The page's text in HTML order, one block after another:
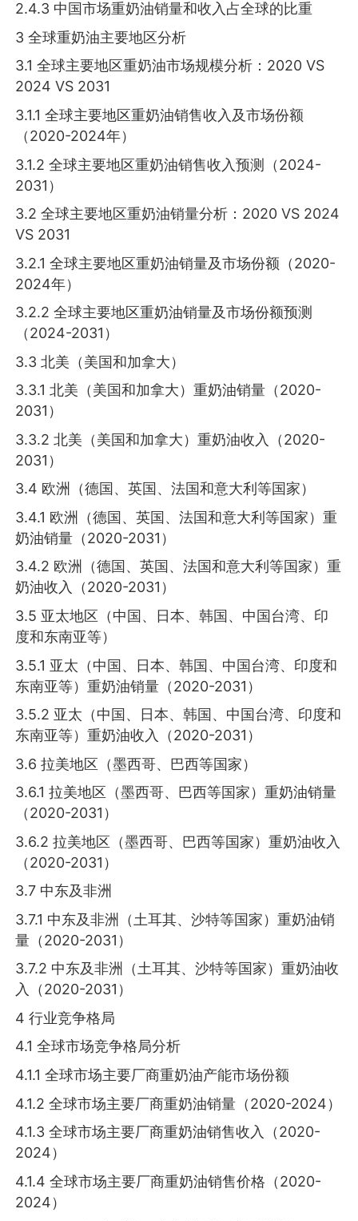
2.4.3 中国市场重奶油销量和收入占全球的比重
3 全球重奶油主要地区分析
3.1 全球主要地区重奶油市场规模分析：2020 VS
2024 VS 2031
3.1.1 全球主要地区重奶油销售收入及市场份额
（2020-2024年）
3.1.2 全球主要地区重奶油销售收入预测（2024-
2031）
3.2 全球主要地区重奶油销量分析：2020 VS 2024
VS 2031
3.2.1 全球主要地区重奶油销量及市场份额（2020-
2024年）
3.2.2 全球主要地区重奶油销量及市场份额预测
（2024-2031）
3.3 北美（美国和加拿大）
3.3.1 北美（美国和加拿大）重奶油销量（2020-
2031）
3.3.2 北美（美国和加拿大）重奶油收入（2020-
2031）
3.4 欧洲（德国、英国、法国和意大利等国家）
3.4.1 欧洲（德国、英国、法国和意大利等国家）重
奶油销量（2020-2031）
3.4.2 欧洲（德国、英国、法国和意大利等国家）重
奶油收入（2020-2031）
3.5 亚太地区（中国、日本、韩国、中国台湾、印
度和东南亚等）
3.5.1 亚太（中国、日本、韩国、中国台湾、印度和
东南亚等）重奶油销量（2020-2031）
3.5.2 亚太（中国、日本、韩国、中国台湾、印度和
东南亚等）重奶油收入（2020-2031）
3.6 拉美地区（墨西哥、巴西等国家）
3.6.1 拉美地区（墨西哥、巴西等国家）重奶油销量
（2020-2031）
3.6.2 拉美地区（墨西哥、巴西等国家）重奶油收入
（2020-2031）
3.7 中东及非洲
3.7.1 中东及非洲（土耳其、沙特等国家）重奶油销
量（2020-2031）
3.7.2 中东及非洲（土耳其、沙特等国家）重奶油收
入（2020-2031）
4 行业竞争格局
4.1 全球市场竞争格局分析
4.1.1 全球市场主要厂商重奶油产能市场份额
4.1.2 全球市场主要厂商重奶油销量（2020-2024）
4.1.3 全球市场主要厂商重奶油销售收入（2020-
2024）
4.1.4 全球市场主要厂商重奶油销售价格（2020-
2024）